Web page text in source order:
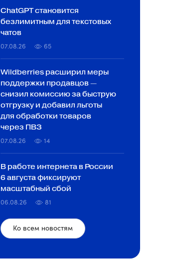
ChatGPT становится
безлимитным для текстовых
чатов
07.08.26 65
Wildberries расширил меры
поддержки продавцов —
снизил комиссию за быструю
отгрузку и добавил льготы
для обработки товаров
через ПВЗ
07.08.26 14
В работе интернета в России
6 августа фиксируют
масштабный сбой
06.08.26 81
Ко всем новостям